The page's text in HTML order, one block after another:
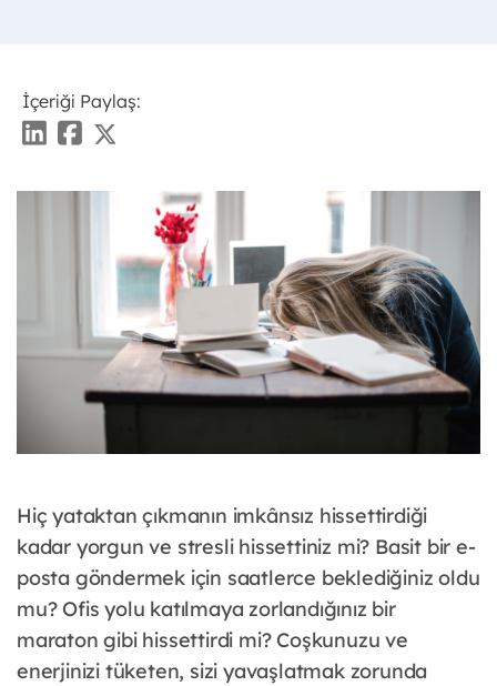
İçeriği Paylaş:
Hiç yataktan çıkmanın imkânsız hissettirdiği
kadar yorgun ve stresli hissettiniz mi? Basit bir e-
posta göndermek için saatlerce beklediğiniz oldu
mu? Ofis yolu katılmaya zorlandığınız bir
maraton gibi hissettirdi mi? Coşkunuzu ve
enerjinizi tüketen, sizi yavaşlatmak zorunda